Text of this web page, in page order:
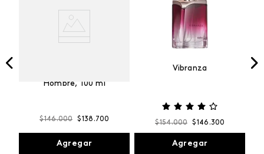
Hombre, 100 ml
$146.000 $138 .700
Agregar
Vibranza
$154.000 $146 .300
Agregar